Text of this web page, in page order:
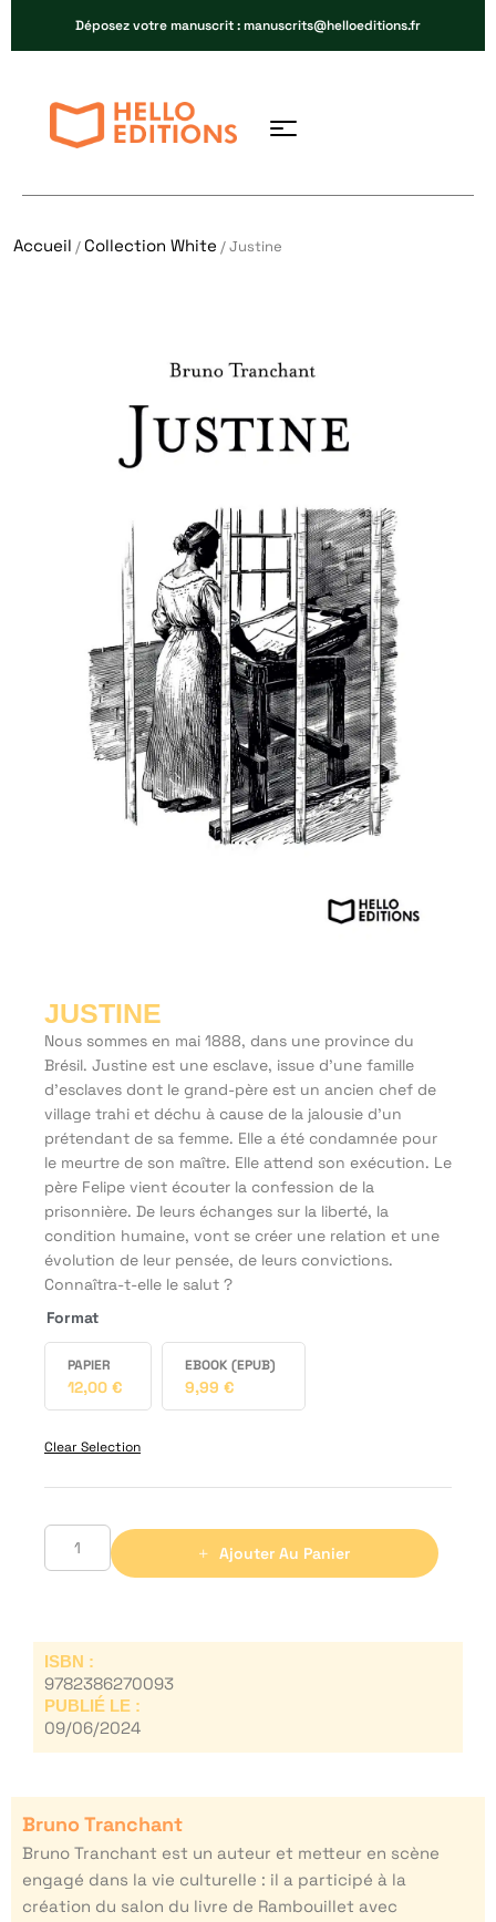
Déposez votre manuscrit : manuscrits@helloeditions.fr
Accueil /Collection White / Justine
JUSTINE
Nous sommes en mai 1888, dans une province du
Brésil. Justine est une esclave, issue d’une famille
d’esclaves dont le grand-père est un ancien chef de
village trahi et déchu à cause de la jalousie d’un
prétendant de sa femme. Elle a été condamnée pour
le meurtre de son maître. Elle attend son exécution. Le
père Felipe vient écouter la confession de la
prisonnière. De leurs échanges sur la liberté, la
condition humaine, vont se créer une relation et une
évolution de leur pensée, de leurs convictions.
Connaîtra-t-elle le salut ?
Format
PAPIER
12,00 €
EBOOK (EPUB)
9,99 €
Clear Selection
Ajouter Au Panier
ISBN :
9782386270093
PUBLIÉ LE :
09/06/2024
Bruno Tranchant
Bruno Tranchant est un auteur et metteur en scène
engagé dans la vie culturelle : il a participé à la
création du salon du livre de Rambouillet avec